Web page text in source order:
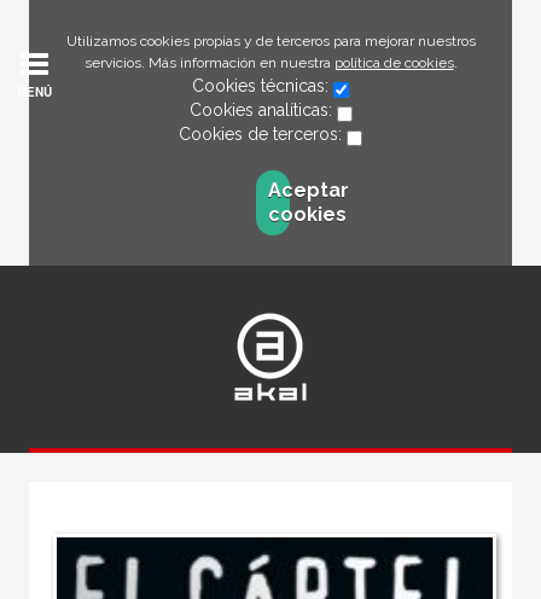
Utilizamos cookies propias y de terceros para mejorar nuestros
servicios. Más información en nuestra política de cookies.
Cookies técnicas:
Cookies analíticas:
Cookies de terceros:
Aceptar
cookies
MENÚ